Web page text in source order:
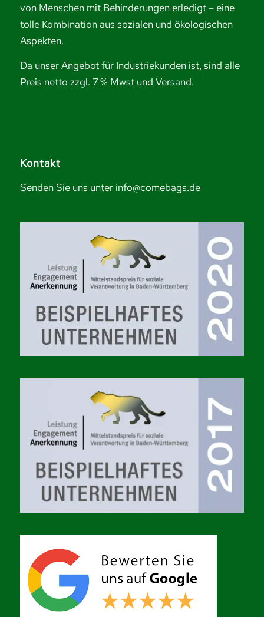
von Menschen mit Behinderungen erledigt – eine
tolle Kombination aus sozialen und ökologischen
Aspekten.
Da unser Angebot für Industriekunden ist, sind alle
Preis netto zzgl. 7 % Mwst und Versand.
Kontakt
Senden Sie uns unter info@comebags.de